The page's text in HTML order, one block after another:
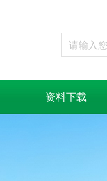
资料下载